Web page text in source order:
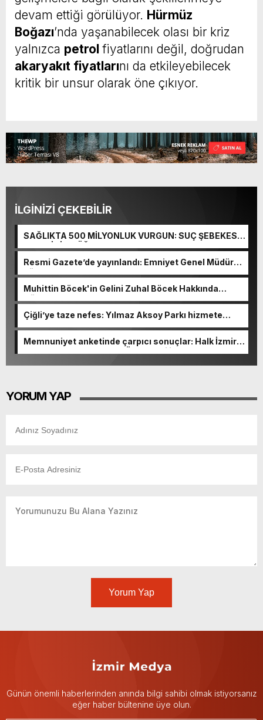
devam ettiği görülüyor. Hürmüz
Boğazı’nda yaşanabilecek olası bir kriz
yalnızca petrol fiyatlarını değil, doğrudan
akaryakıt fiyatlarını da etkileyebilecek
kritik bir unsur olarak öne çıkıyor.
İLGİNİZİ ÇEKEBİLİR
SAĞLIKTA 500 MİLYONLUK VURGUN: SUÇ ŞEBEKESİ
KAÇIŞ İÇİN DÜĞMEYE BASTI!
Resmi Gazete’de yayınlandı: Emniyet Genel Müdürü
görevden alındı!
Muhittin Böcek'in Gelini Zuhal Böcek Hakkında
Gözaltı Kararı!
Çiğli’ye taze nefes: Yılmaz Aksoy Parkı hizmete
açıldı
Memnuniyet anketinde çarpıcı sonuçlar: Halk İzmirli
başkanlardan memnun, Ömer Eşki ilk sırada
YORUM YAP
Yorum Yap
Günün önemli haberlerinden anında bilgi sahibi olmak istiyorsanız
eğer haber bültenine üye olun.